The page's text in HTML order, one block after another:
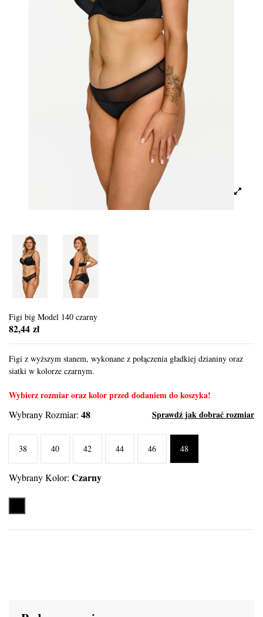
Figi big Model 140 czarny
82,44 zł
Figi z wyższym stanem, wykonane z połączenia gładkiej dzianiny oraz
siatki w kolorze czarnym.
Wybierz rozmiar oraz kolor przed dodaniem do koszyka!
Wybrany Rozmiar: 48 Sprawdź jak dobrać rozmiar
38 40 42 44 46 48
Wybrany Kolor: Czarny